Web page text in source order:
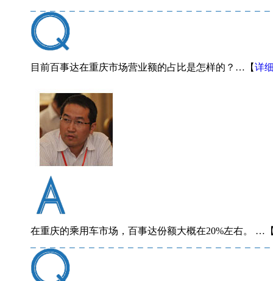
目前百事达在重庆市场营业额的占比是怎样的？…【详
在重庆的乘用车市场，百事达份额大概在20%左右。 …